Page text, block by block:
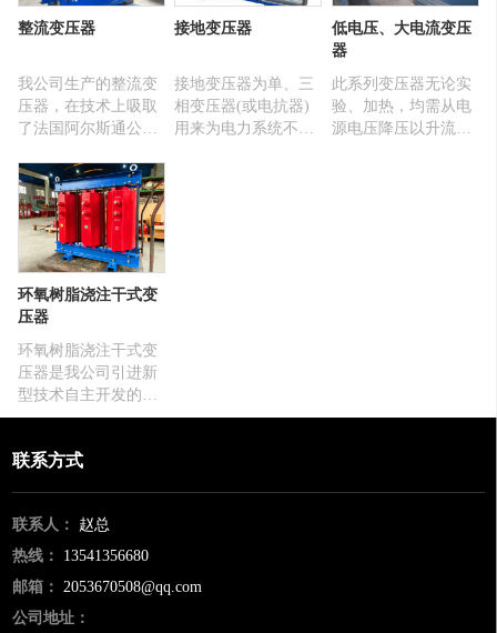
整流变压器
我公司生产的整流变
压器，在技术上吸取
了法国阿尔斯通公司
高性能的硅钢片及高
质量的无氧铜，生产
上采用了新型线圈分
相套装技术、引线冷
压接技术、油箱密封
面精密加工等使产品
的技术性能具有很高
的水平。我公司生产
的整流变压器品种繁
多，多年来在众多的
技术专家潜心研究
下，产品行销全国并
量优异、价格适中，
接地变压器
接地变压器为单、三
相变压器(或电抗器)
用来为电力系统不接
变电站的辅助电源。
低电压、大电流变压
器
此系列变压器无论实
验、加热，均需从电
源电压降压以升流，
电机、金刚石行业等
环氧树脂浇注干式变
压器
环氧树脂浇注干式变
压器是我公司引进新
型技术自主开发的，
由于线圈被环氧树脂
火、免维护、没有污
时科学合理的设计工
艺和浇注工艺，使产
噪音低，散热能力
强，强迫风冷条件下
联系方式
联系人：
赵总
热线：
13541356680
邮箱：
2053670508@qq.com
公司地址：